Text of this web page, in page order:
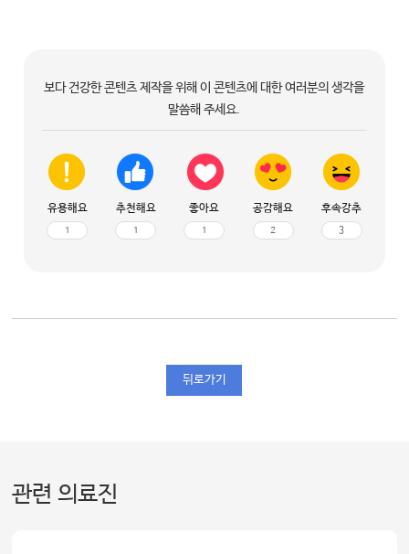
보다 건강한 콘텐츠 제작을 위해 이 콘텐츠에 대한 여러분의 생각을
말씀해 주세요.
유용해요
1
추천해요
1
좋아요
1
공감해요
2
후속강추
3
뒤로가기
관련 의료진